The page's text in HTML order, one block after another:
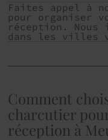
Faites appel à
pour organiser
réception. Nous
dans les villes
Comment
charcutier
réception à